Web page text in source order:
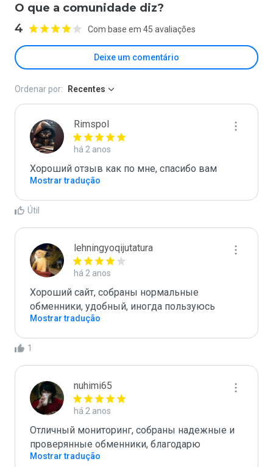
O que a comunidade diz?
4 Com base em 45 avaliações
Deixe um comentário
Ordenar por: Recentes
Rimspol
há 2 anos
Хороший отзыв как по мне, спасибо вам
Mostrar tradução
Útil
lehningyoqijutatura
há 2 anos
Хороший сайт, собраны нормальные
обменники, удобный, иногда пользуюсь
Mostrar tradução
1
nuhimi65
há 2 anos
Отличный мониторинг, собраны надежные и
проверянные обменники, благодарю
Mostrar tradução